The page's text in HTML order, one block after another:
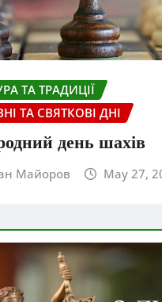
ТА ТРАДИЦІЇ
ТА СВЯТКОВІ ДНІ
день шахів
Майоров May 27,